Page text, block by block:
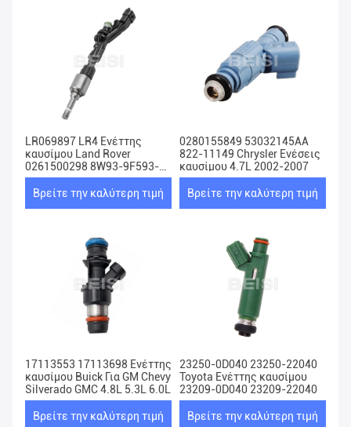
LR069897 LR4 Ενέττης
καυσίμου Land Rover
0261500298 8W93-9F593-
BB 8W93-9F593-BC
Βρείτε την καλύτερη τιμή
0280155849 53032145AA
822-11149 Chrysler Ενέσεις
καυσίμου 4.7L 2002-2007
Βρείτε την καλύτερη τιμή
17113553 17113698 Ενέττης
καυσίμου Buick Για GM Chevy
Silverado GMC 4.8L 5.3L 6.0L
Βρείτε την καλύτερη τιμή
23250-0D040 23250-22040
Toyota Ενέττης καυσίμου
23209-0D040 23209-22040
Βρείτε την καλύτερη τιμή